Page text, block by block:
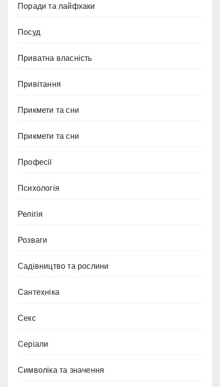
Поради та лайфхаки
Посуд
Приватна власність
Привітання
Прикмети та сни
Прикмети та сни
Професії
Психологія
Релігія
Розваги
Садівництво та рослини
Сантехніка
Секс
Серіали
Символіка та значення